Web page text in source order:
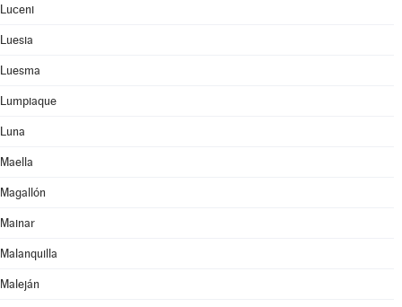
Luceni
Luesia
Luesma
Lumpiaque
Luna
Maella
Magallón
Mainar
Malanquilla
Maleján